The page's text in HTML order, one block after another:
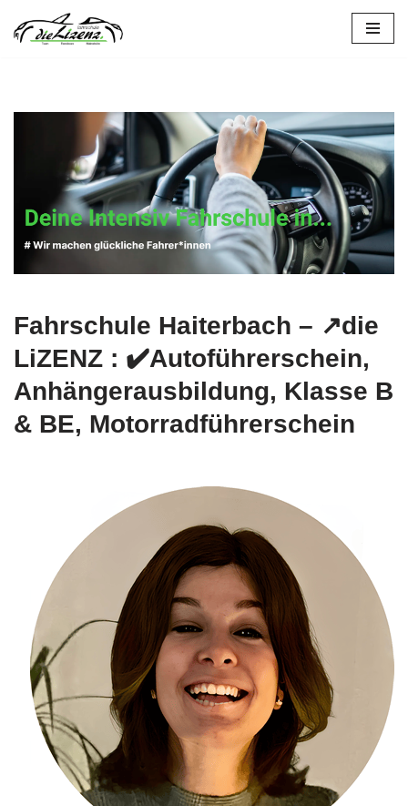
Fahrschule Haiterbach – ↗️die
LiZENZ : ✔️Autoführerschein,
Anhängerausbildung, Klasse B
& BE, Motorradführerschein